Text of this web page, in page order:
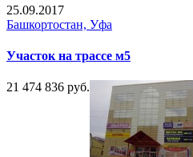
25.09.2017
Башкортостан, Уфа
Участок на трассе м5
21 474 836 руб.